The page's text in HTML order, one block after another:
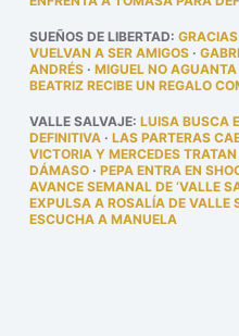
SUEÑOS DE LIBERTAD:
VUELVAN A SER AMIGOS·
ANDRÉS· MIGUEL NO
BEATRIZ RECIBE UN REGALO
VALLE SALVAJE: LUISA BUSCA
DEFINITIVA· LAS PARTERAS
VICTORIA Y MERCEDES
DÁMASO· PEPA ENTRA EN
AVANCE SEMANAL DE ‘VALLE
EXPULSA A ROSALÍA DE VALLE
ESCUCHA A MANUELA